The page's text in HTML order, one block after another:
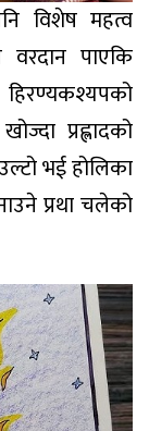
विशेष महत्व
पाएकि
प्रह्लादको
भई होलिका
प्रथा चलेको